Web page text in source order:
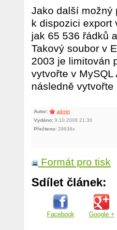
Jako další možný
k dispozici export
jak 65 536 řádků
Takový soubor v
2003 je limitován
vytvořte v
následně
Autor:
admin
Vydáno: 9.10.2008 21:30
Přečteno: 29938x
Formát pro tisk
Sdílet článek:
Facebook Google +